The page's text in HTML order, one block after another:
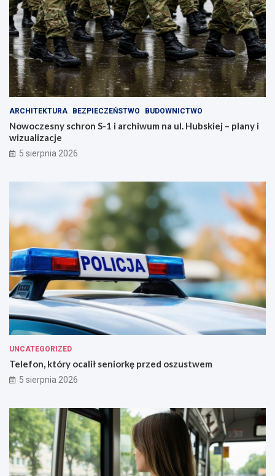
m
i
e
n
i
m
i
a
s
t
o
!
b
a
j
o
s
w
o
j
e
z
d
r
o
ARCHITEKTURA BEZPIECZEŃSTWO BUDOWNICTWO
Nowoczesny schron S-1 i archiwum na ul. Hubskiej – plany i
wizualizacje
5 sierpnia 2026
UNCATEGORIZED
Telefon, który ocalił seniorkę przed oszustwem
5 sierpnia 2026